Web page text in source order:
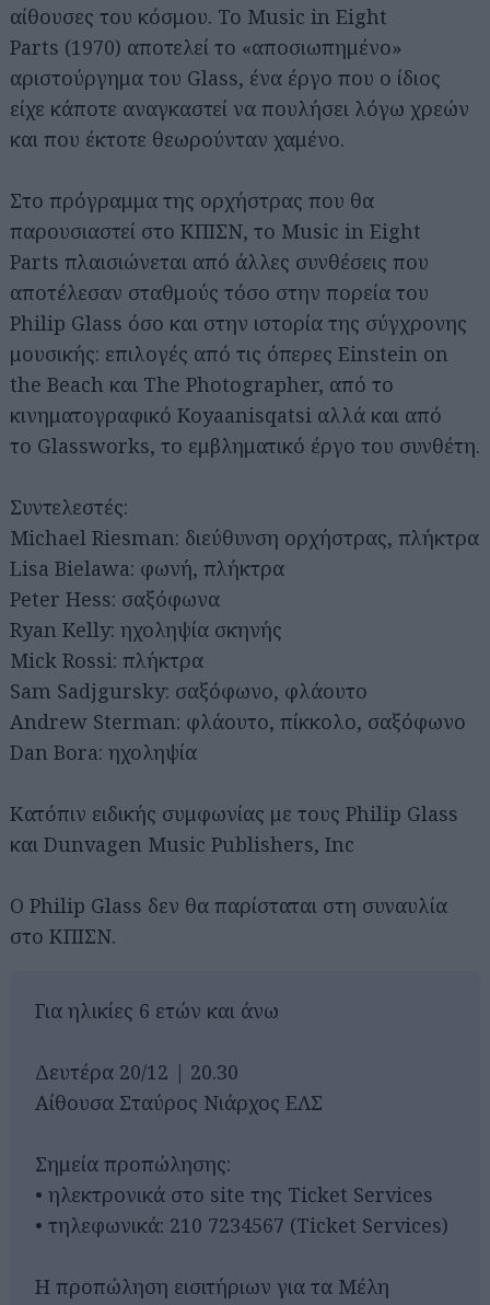
αίθουσες του κόσμου. Το Music in Eight
Parts (1970) αποτελεί το «αποσιωπημένο»
αριστούργημα του Glass, ένα έργο που ο ίδιος
είχε κάποτε αναγκαστεί να πουλήσει λόγω χρεών
και που έκτοτε θεωρούνταν χαμένο.
Στο πρόγραμμα της ορχήστρας που θα
παρουσιαστεί στο ΚΠΙΣΝ, το Music in Eight
Parts πλαισιώνεται από άλλες συνθέσεις που
αποτέλεσαν σταθμούς τόσο στην πορεία του
Philip Glass όσο και στην ιστορία της σύγχρονης
μουσικής: επιλογές από τις όπερες Einstein on
the Beach και The Photographer, από το
κινηματογραφικό Koyaanisqatsi αλλά και από
το Glassworks, το εμβληματικό έργο του συνθέτη.
Συντελεστές:
Michael Riesman: διεύθυνση ορχήστρας, πλήκτρα
Lisa Bielawa: φωνή, πλήκτρα
Peter Hess: σαξόφωνα
Ryan Kelly: ηχοληψία σκηνής
Mick Rossi: πλήκτρα
Sam Sadjgursky: σαξόφωνο, φλάουτο
Andrew Sterman: φλάουτο, πίκκολο, σαξόφωνο
Dan Bora: ηχοληψία
Κατόπιν ειδικής συμφωνίας με τους Philip Glass
και Dunvagen Music Publishers, Inc
Ο Philip Glass δεν θα παρίσταται στη συναυλία
στο ΚΠΙΣΝ.
Για ηλικίες 6 ετών και άνω
Δευτέρα 20/12 | 20.30
Αίθουσα Σταύρος Νιάρχος ΕΛΣ
Σημεία προπώλησης:
• ηλεκτρονικά στο site της Ticket Services
• τηλεφωνικά: 210 7234567 (Ticket Services)
Η προπώληση εισιτήριων για τα Μέλη